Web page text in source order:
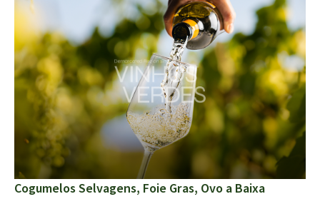
Cogumelos Selvagens, Foie Gras, Ovo a Baixa